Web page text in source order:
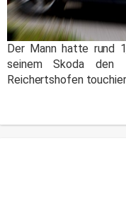
Der Mann hatte rund
seinem Skoda den
Reichertshofen